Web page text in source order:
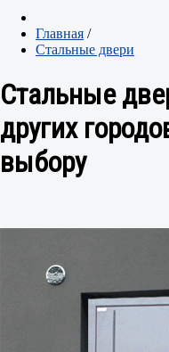
Главная /
Стальные двери
Стальные
других
выбору